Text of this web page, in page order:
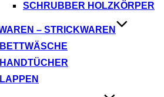
SCHRUBBER HOLZKÖRPER
– STRICKWAREN
BETTWÄSCHE
HANDTÜCHER
LAPPEN